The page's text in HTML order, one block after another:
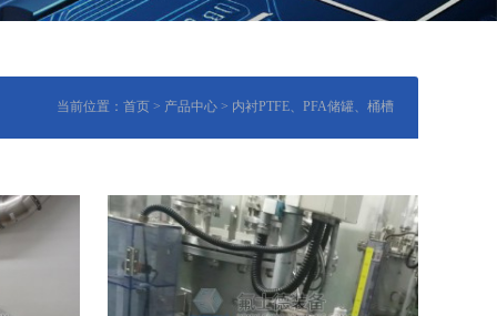
当前位置： 首页> 产品中心> 内衬PTFE、PFA储罐、桶槽